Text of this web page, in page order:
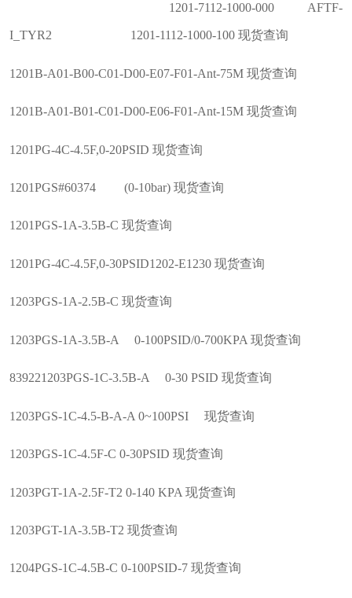
1201-7112-1000-000 AFTF-
I_TYR2 1201-1112-1000-100 现货查询
1201B-A01-B00-C01-D00-E07-F01-Ant-75M 现货查询
1201B-A01-B01-C01-D00-E06-F01-Ant-15M 现货查询
1201PG-4C-4.5F,0-20PSID 现货查询
1201PGS#60374 (0-10bar) 现货查询
1201PGS-1A-3.5B-C 现货查询
1201PG-4C-4.5F,0-30PSID1202-E1230 现货查询
1203PGS-1A-2.5B-C 现货查询
1203PGS-1A-3.5B-A 0-100PSID/0-700KPA 现货查询
839221203PGS-1C-3.5B-A 0-30 PSID 现货查询
1203PGS-1C-4.5-B-A-A 0~100PSI 现货查询
1203PGS-1C-4.5F-C 0-30PSID 现货查询
1203PGT-1A-2.5F-T2 0-140 KPA 现货查询
1203PGT-1A-3.5B-T2 现货查询
1204PGS-1C-4.5B-C 0-100PSID-7 现货查询